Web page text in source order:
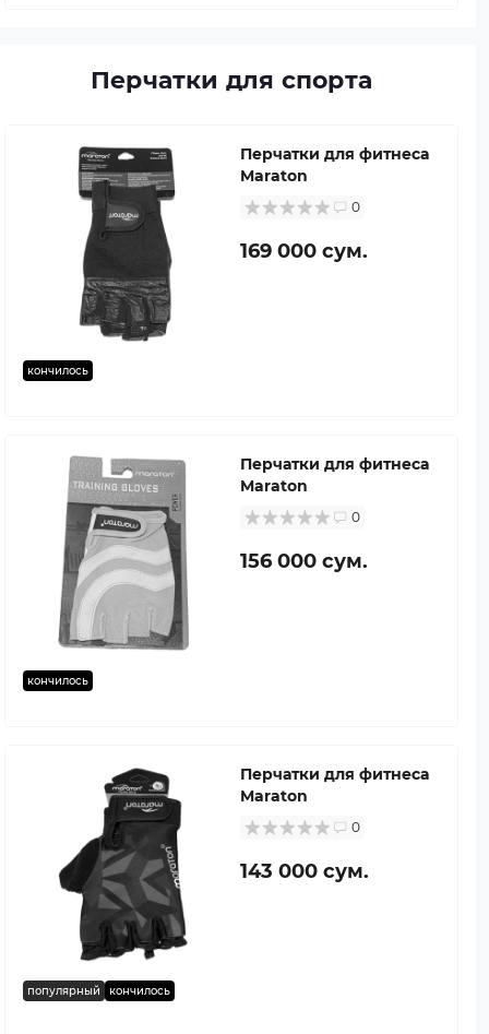
Перчатки для спорта
кончилось
Перчатки для фитнеса
Maraton
0
169 000 сум.
кончилось
Перчатки для фитнеса
Maraton
0
156 000 сум.
популярный кончилось
Перчатки для фитнеса
Maraton
0
143 000 сум.